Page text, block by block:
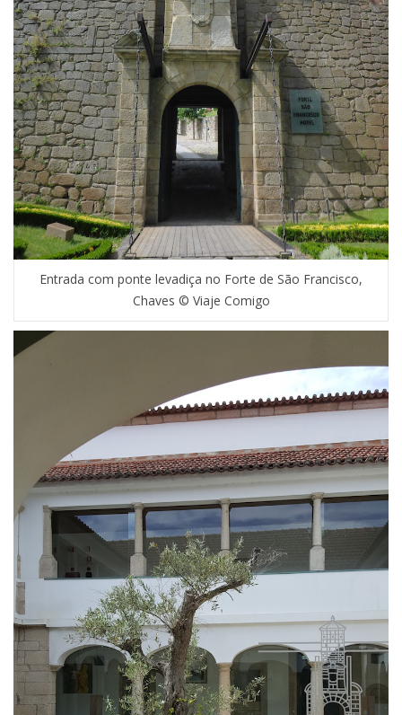
Entrada com ponte levadiça no Forte de São Francisco,
Chaves © Viaje Comigo